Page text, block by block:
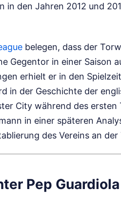
in den Jahren 2012 und
belegen, dass der
Gegentor in einer Saison
erhielt er in den
in der Geschichte der
City während des
in einer späteren
des Vereins an der
Pep